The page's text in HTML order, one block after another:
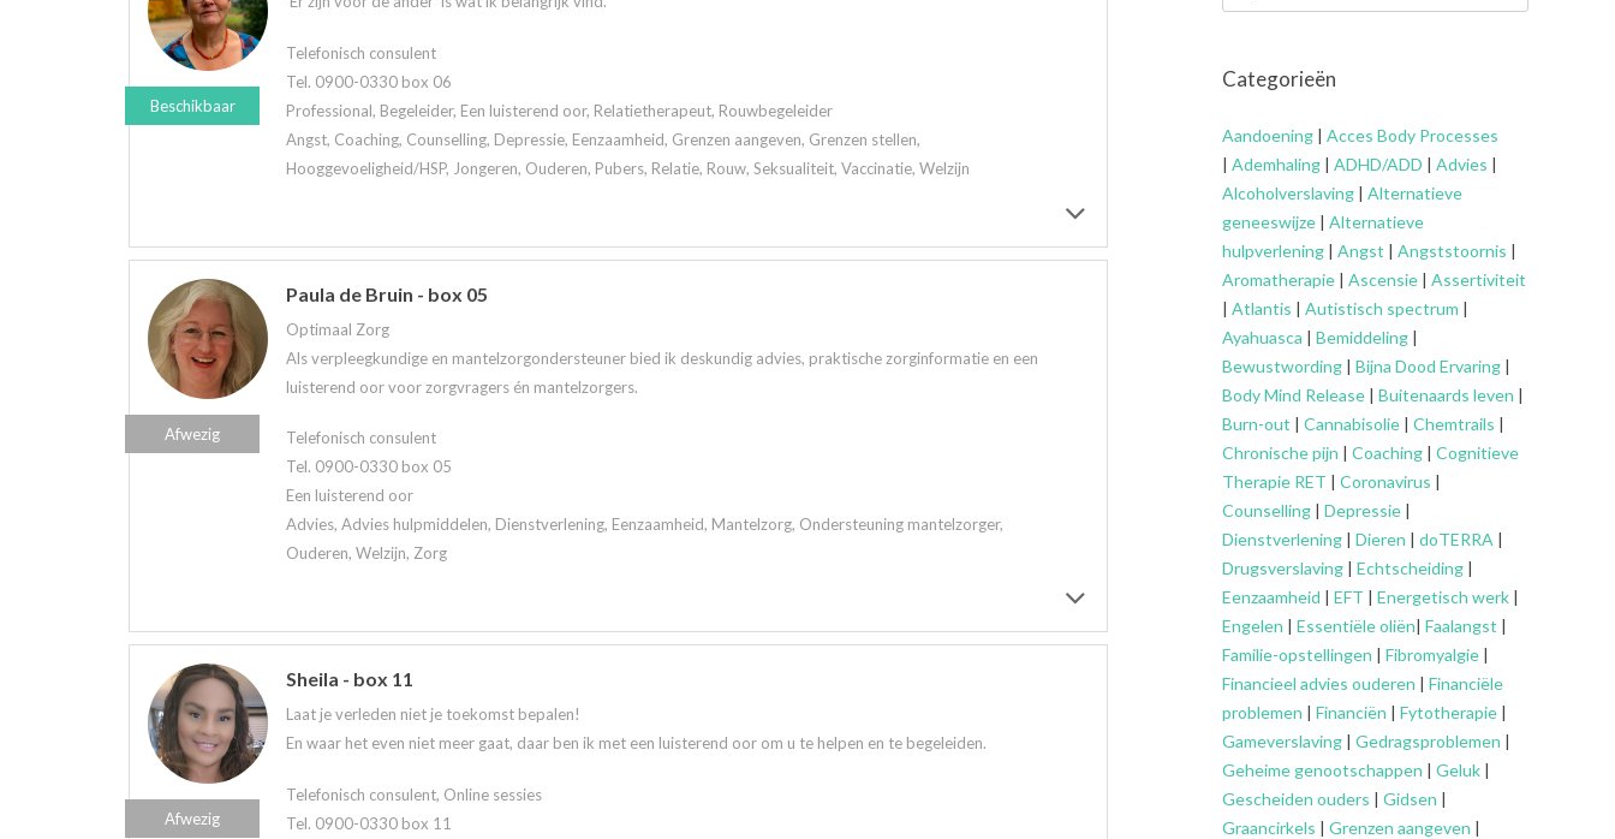
Telefonisch consulent
Tel. 0900-0330 box 06
Professional, Begeleider, Een luisterend oor, Relatietherapeut, Rouwbegeleider
Angst, Coaching, Counselling, Depressie, Eenzaamheid, Grenzen aangeven, Grenzen stellen,
Hooggevoeligheid/HSP, Jongeren, Ouderen, Pubers, Relatie, Rouw, Seksualiteit, Vaccinatie, Welzijn
Beschikbaar
Paula de Bruin - box 05
Optimaal Zorg
Als verpleegkundige en mantelzorgondersteuner bied ik deskundig advies, praktische zorginformatie en een
luisterend oor voor zorgvragers én mantelzorgers.
Telefonisch consulent
Tel. 0900-0330 box 05
Een luisterend oor
Advies, Advies hulpmiddelen, Dienstverlening, Eenzaamheid, Mantelzorg, Ondersteuning mantelzorger,
Ouderen, Welzijn, Zorg
Afwezig
Sheila - box 11
Laat je verleden niet je toekomst bepalen!
En waar het even niet meer gaat, daar ben ik met een luisterend oor om u te helpen en te begeleiden.
Telefonisch consulent, Online sessies
Tel. 0900-0330 box 11
Afwezig
Categorieën
Aandoening | Acces Body Processes
| Ademhaling | ADHD/ADD | Advies |
Alcoholverslaving | Alternatieve
geneeswijze | Alternatieve
hulpverlening | Angst | Angststoornis |
Aromatherapie | Ascensie | Assertiviteit
| Atlantis | Autistisch spectrum |
Ayahuasca | Bemiddeling |
Bewustwording | Bijna Dood Ervaring |
Body Mind Release | Buitenaards leven |
Burn-out | Cannabisolie | Chemtrails |
Chronische pijn | Coaching | Cognitieve
Therapie RET | Coronavirus |
Counselling | Depressie |
Dienstverlening | Dieren | doTERRA |
Drugsverslaving | Echtscheiding |
Eenzaamheid | EFT | Energetisch werk |
Engelen | Essentiële oliën| Faalangst |
Familie-opstellingen | Fibromyalgie |
Financieel advies ouderen | Financiële
problemen | Financiën | Fytotherapie |
Gameverslaving | Gedragsproblemen |
Geheime genootschappen | Geluk |
Gescheiden ouders | Gidsen |
Graancirkels | Grenzen aangeven |